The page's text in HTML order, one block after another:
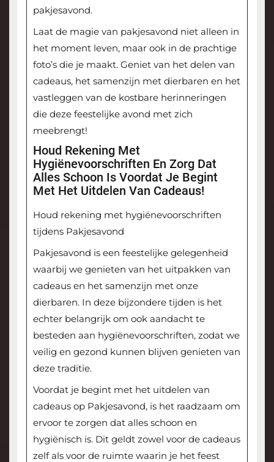
pakjesavond.
Laat de magie van pakjesavond niet alleen in
het moment leven, maar ook in de prachtige
foto’s die je maakt. Geniet van het delen van
cadeaus, het samenzijn met dierbaren en het
vastleggen van de kostbare herinneringen
die deze feestelijke avond met zich
meebrengt!
Houd Rekening Met
Hygiënevoorschriften En Zorg Dat
Alles Schoon Is Voordat Je Begint
Met Het Uitdelen Van Cadeaus!
Houd rekening met hygiënevoorschriften
tijdens Pakjesavond
Pakjesavond is een feestelijke gelegenheid
waarbij we genieten van het uitpakken van
cadeaus en het samenzijn met onze
dierbaren. In deze bijzondere tijden is het
echter belangrijk om ook aandacht te
besteden aan hygiënevoorschriften, zodat we
veilig en gezond kunnen blijven genieten van
deze traditie.
Voordat je begint met het uitdelen van
cadeaus op Pakjesavond, is het raadzaam om
ervoor te zorgen dat alles schoon en
hygiënisch is. Dit geldt zowel voor de cadeaus
zelf als voor de ruimte waarin je het feest